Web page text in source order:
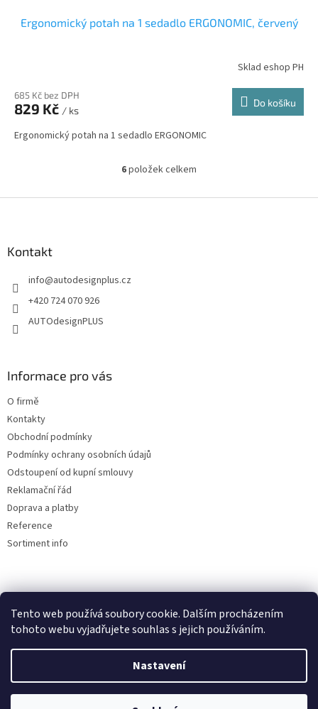
Tento web používá soubory cookie. Dalším procházením
tohoto webu vyjadřujete souhlas s jejich používáním.
Nastavení
Ergonomický potah na 1 sedadlo ERGONOMIC, červený
Sklad eshop PH
685 Kč bez DPH
829 Kč / ks
Do košíku
Ergonomický potah na 1 sedadlo ERGONOMIC
O
l
6položek celkem
Kontakt
info@autodesignplus.cz
+420 724 070 926
AUTOdesignPLUS
Informace pro vás
O firmě
Kontakty
Obchodní podmínky
Podmínky ochrany osobních údajů
Odstoupení od kupní smlouvy
Reklamační řád
Doprava a platby
Reference
Sortiment info
Reklamační řád
Vytvořil Shoptet